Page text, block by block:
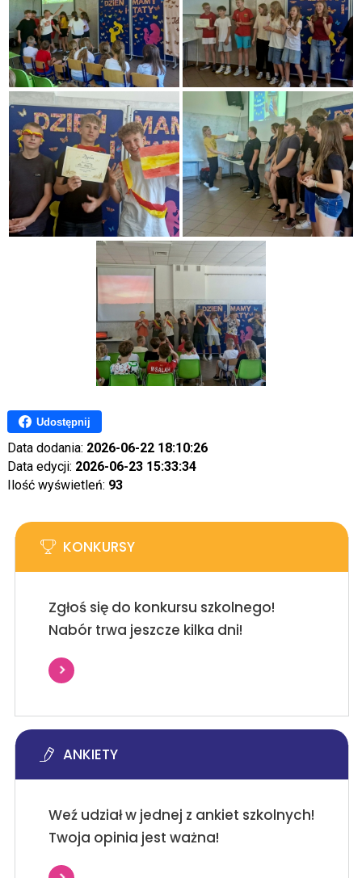
Udostępnij
Data dodania: 2026-06-22 18:10:26
Data edycji: 2026-06-23 15:33:34
Ilość wyświetleń: 93
KONKURSY
Zgłoś się do konkursu szkolnego!
Nabór trwa jeszcze kilka dni!
ANKIETY
Weź udział w jednej z ankiet szkolnych!
Twoja opinia jest ważna!